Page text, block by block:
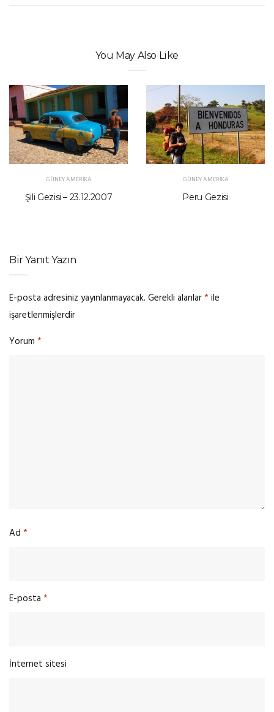
You May Also Like
GÜNEY AMERIKA
Şili Gezisi – 23.12.2007
GÜNEY AMERIKA
Peru Gezisi
Bir Yanıt Yazın
E-posta adresiniz yayınlanmayacak. Gerekli alanlar* ile
işaretlenmişlerdir
Yorum *
Ad *
E-posta *
İnternet sitesi